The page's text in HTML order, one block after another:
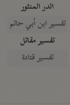
الدر المنثور
تفسير ابن أبي حاتم
تفسير مقاتل
تفسير قتادة